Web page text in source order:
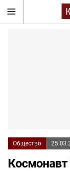
Общество
Космонавт